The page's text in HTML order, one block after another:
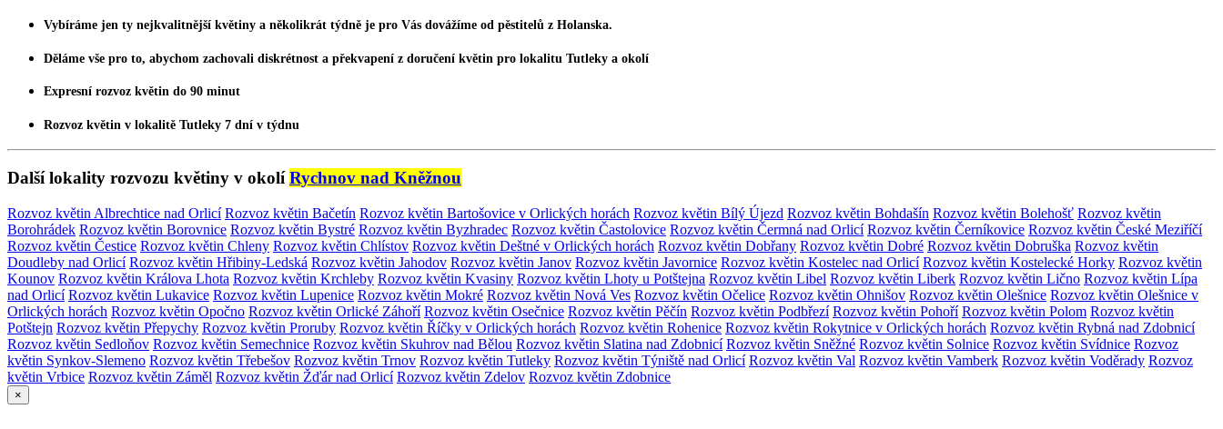
Vybíráme jen ty nejkvalitnější květiny a několikrát týdně je pro Vás dovážíme od pěstitelů z Holanska.
Děláme vše pro to, abychom zachovali diskrétnost a překvapení z doručení květin pro lokalitu Tutleky a okolí
Expresní rozvoz květin do 90 minut
Rozvoz květin v lokalitě Tutleky 7 dní v týdnu
Další lokality rozvozu květiny v okolíRychnov nad Kněžnou
Rozvoz květin Albrechtice nad Orlicí Rozvoz květin Bačetín Rozvoz květin Bartošovice v Orlických horách Rozvoz květin Bílý Újezd Rozvoz květin Bohdašín Rozvoz květin Bolehošť Rozvoz květin
Borohrádek Rozvoz květin Borovnice Rozvoz květin Bystré Rozvoz květin Byzhradec Rozvoz květin Častolovice Rozvoz květin Čermná nad Orlicí Rozvoz květin Černíkovice Rozvoz květin České Meziříčí
Rozvoz květin Čestice Rozvoz květin Chleny Rozvoz květin Chlístov Rozvoz květin Deštné v Orlických horách Rozvoz květin Dobřany Rozvoz květin Dobré Rozvoz květin Dobruška Rozvoz květin
Doudleby nad Orlicí Rozvoz květin Hřibiny-Ledská Rozvoz květin Jahodov Rozvoz květin Janov Rozvoz květin Javornice Rozvoz květin Kostelec nad Orlicí Rozvoz květin Kostelecké Horky Rozvoz květin
Kounov Rozvoz květin Králova Lhota Rozvoz květin Krchleby Rozvoz květin Kvasiny Rozvoz květin Lhoty u Potštejna Rozvoz květin Libel Rozvoz květin Liberk Rozvoz květin Lično Rozvoz květin Lípa
nad Orlicí Rozvoz květin Lukavice Rozvoz květin Lupenice Rozvoz květin Mokré Rozvoz květin Nová Ves Rozvoz květin Očelice Rozvoz květin Ohnišov Rozvoz květin Olešnice Rozvoz květin Olešnice v
Orlických horách Rozvoz květin Opočno Rozvoz květin Orlické Záhoří Rozvoz květin Osečnice Rozvoz květin Pěčín Rozvoz květin Podbřezí Rozvoz květin Pohoří Rozvoz květin Polom Rozvoz květin
Potštejn Rozvoz květin Přepychy Rozvoz květin Proruby Rozvoz květin Říčky v Orlických horách Rozvoz květin Rohenice Rozvoz květin Rokytnice v Orlických horách Rozvoz květin Rybná nad Zdobnicí
Rozvoz květin Sedloňov Rozvoz květin Semechnice Rozvoz květin Skuhrov nad Bělou Rozvoz květin Slatina nad Zdobnicí Rozvoz květin Sněžné Rozvoz květin Solnice Rozvoz květin Svídnice Rozvoz
květin Synkov-Slemeno Rozvoz květin Třebešov Rozvoz květin Trnov Rozvoz květin Tutleky Rozvoz květin Týniště nad Orlicí Rozvoz květin Val Rozvoz květin Vamberk Rozvoz květin Voděrady Rozvoz
květin Vrbice Rozvoz květin Záměl Rozvoz květin Žďár nad Orlicí Rozvoz květin Zdelov Rozvoz květin Zdobnice
×